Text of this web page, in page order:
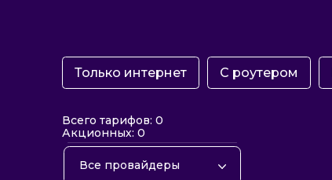
Только интернет С роутером
Всего тарифов: 0
Акционных: 0
Все провайдеры